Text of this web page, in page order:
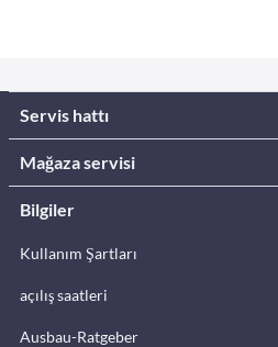
Servis hattı
Mağaza servisi
Bilgiler
Kullanım Şartları
açılış saatleri
Ausbau-Ratgeber